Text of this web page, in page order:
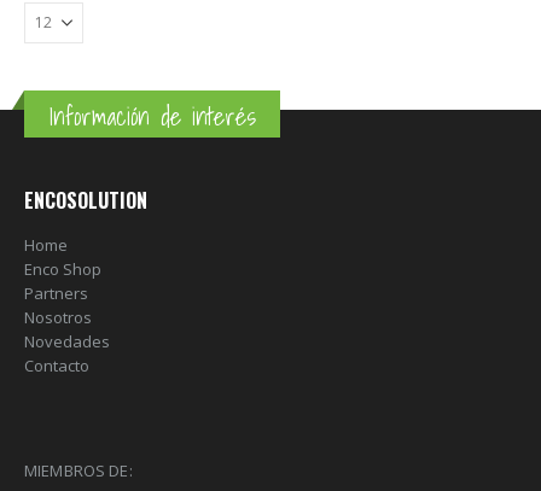
Información de interés
ENCOSOLUTION
Home
Enco Shop
Partners
Nosotros
Novedades
Contacto
MIEMBROS DE: